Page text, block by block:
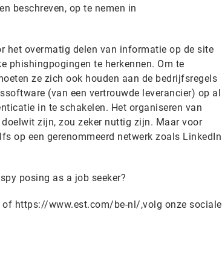
beschreven, op te nemen in
het overmatig delen van informatie op de site
phishingpogingen te herkennen. Om te
ze zich ook houden aan de bedrijfsregels
(van een vertrouwde leverancier) op al
in te schakelen. Het organiseren van
zijn, zou zeker nuttig zijn. Maar voor
op een gerenommeerd netwerk zoals LinkedIn
posing as a job seeker?
https://www.est.com/be-nl/,volg onze sociale